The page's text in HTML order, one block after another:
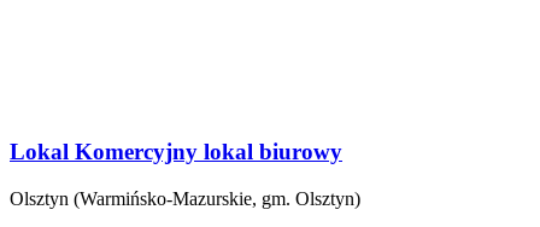
Lokal Komercyjny lokal biurowy
Olsztyn (Warmińsko-Mazurskie, gm. Olsztyn)